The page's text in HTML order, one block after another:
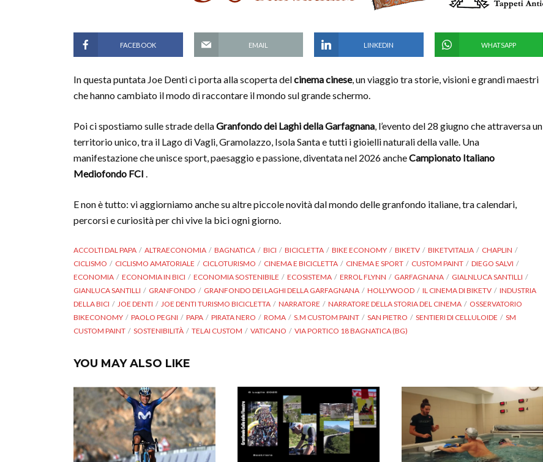
FACEBOOK EMAIL LINKEDIN WHATSAPP
In questa puntata Joe Denti ci porta alla scoperta delcinema cinese, un viaggio tra storie, visioni e grandi maestri
che hanno cambiato il modo di raccontare il mondo sul grande schermo.
Poi ci spostiamo sulle strade dellaGranfondo dei Laghi della Garfagnana, l’evento del 28 giugno che attraversa un
territorio unico, tra il Lago di Vagli, Gramolazzo, Isola Santa e tutti i gioielli naturali della valle. Una
manifestazione che unisce sport, paesaggio e passione, diventata nel 2026 ancheCampionato Italiano
Mediofondo FCI .
E non è tutto: vi aggiorniamo anche su altre piccole novità dal mondo delle granfondo italiane, tra calendari,
percorsi e curiosità per chi vive la bici ogni giorno.
ACCOLTI DAL PAPA ALTRAECONOMIA BAGNATICA BICI BICICLETTA BIKE ECONOMY BIKETV BIKETVITALIA
CHAPLIN
CICLISMO
CICLISMO AMATORIALE CICLOTURISMO CINEMA E BICICLETTA CINEMA E SPORT CUSTOM PAINT
DIEGO SALVI
ECONOMIA
ECONOMIA IN BICI ECONOMIA SOSTENIBILE ECOSISTEMA ERROL FLYNN GARFAGNANA
GIALNLUCA SANTILLI
GIANLUCA SANTILLI
GRANFONDO GRANFONDO DEI LAGHI DELLA GARFAGNANA HOLLYWOOD IL CINEMA DI BIKETV
INDUSTRIA
DELLA BICI
JOE DENTI JOE DENTI TURISMO BICICLETTA NARRATORE NARRATORE DELLA STORIA DEL CINEMA
OSSERVATORIO
BIKECONOMY
PAOLO PEGNI PAPA PIRATA NERO ROMA S.M CUSTOM PAINT SAN PIETRO SENTIERI DI CELLULOIDE
SM
CUSTOM PAINT
SOSTENIBILITÀ TELAI CUSTOM VATICANO VIA PORTICO 18 BAGNATICA (BG)
YOU MAY ALSO LIKE